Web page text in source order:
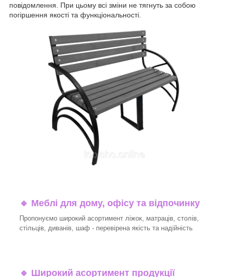
повідомлення. При цьому всі зміни не тягнуть за собою
погіршення якості та функціональності.
🔹 Меблі для дому, офісу та відпочинку
Пропонуємо широкий асортимент ліжок, матраців, столів,
стільців, диванів, шаф - перевірена якість та надійність
🔹 Широкий асортимент продукції